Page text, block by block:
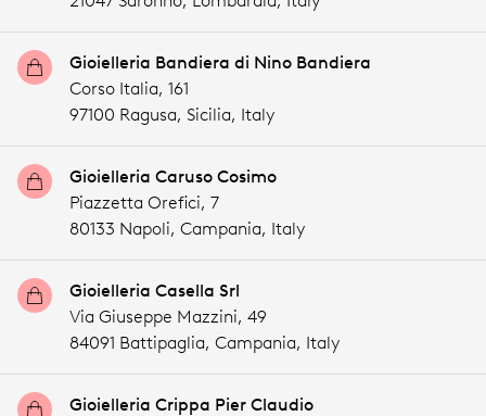
Gioielleria Bandiera di Nino Bandiera
Corso Italia, 161
97100 Ragusa, Sicilia, Italy
Gioielleria Caruso Cosimo
Piazzetta Orefici, 7
80133 Napoli, Campania, Italy
Gioielleria Casella Srl
Via Giuseppe Mazzini, 49
84091 Battipaglia, Campania, Italy
Gioielleria Crippa Pier Claudio